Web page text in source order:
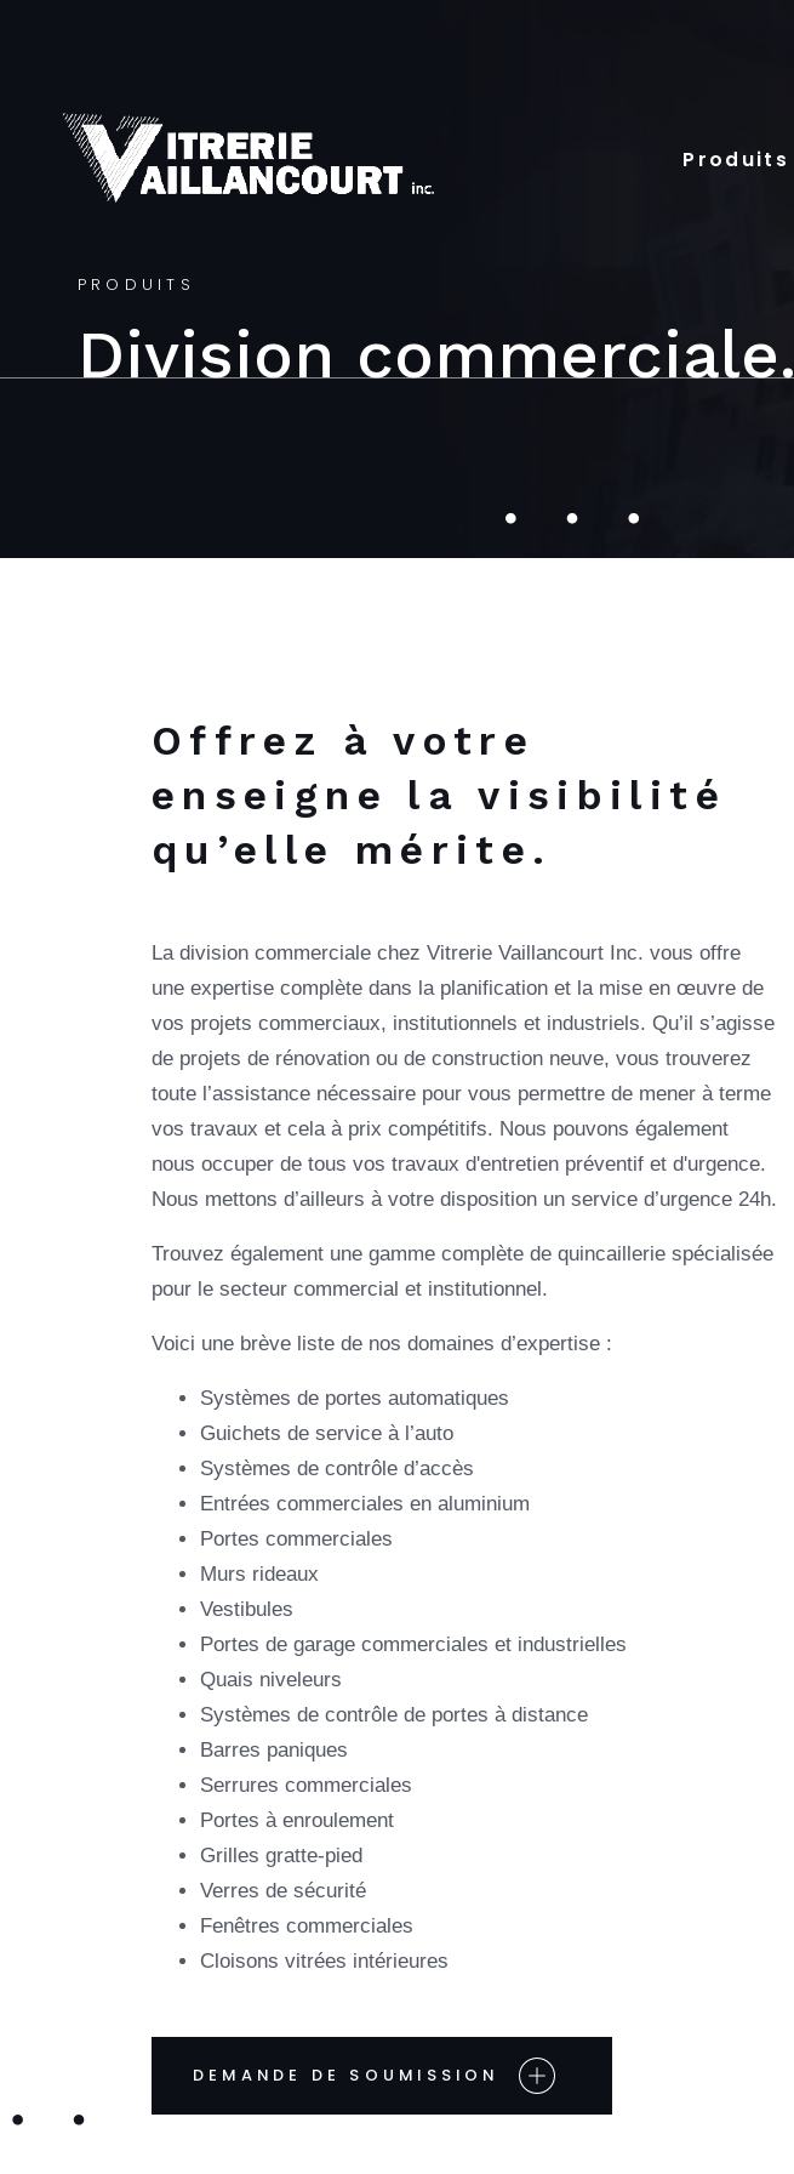
Produits
PRODUITS
Division commerciale.
Offrez à votre
enseigne la visibilité
qu’elle mérite.
La division commerciale chez Vitrerie Vaillancourt Inc. vous offre
une expertise complète dans la planification et la mise en œuvre de
vos projets commerciaux, institutionnels et industriels. Qu’il s’agisse
de projets de rénovation ou de construction neuve, vous trouverez
toute l’assistance nécessaire pour vous permettre de mener à terme
vos travaux et cela à prix compétitifs. Nous pouvons également
nous occuper de tous vos travaux d'entretien préventif et d'urgence.
Nous mettons d’ailleurs à votre disposition un service d’urgence 24h.
Trouvez également une gamme complète de quincaillerie spécialisée
pour le secteur commercial et institutionnel.
Voici une brève liste de nos domaines d’expertise :
Systèmes de portes automatiques
Guichets de service à l’auto
Systèmes de contrôle d’accès
Entrées commerciales en aluminium
Portes commerciales
Murs rideaux
Vestibules
Portes de garage commerciales et industrielles
Quais niveleurs
Systèmes de contrôle de portes à distance
Barres paniques
Serrures commerciales
Portes à enroulement
Grilles gratte-pied
Verres de sécurité
Fenêtres commerciales
Cloisons vitrées intérieures
DEMANDE DE SOUMISSION